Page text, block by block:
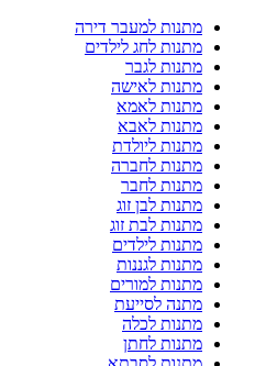
מתנות למעבר דירה
מתנות לחג לילדים
מתנות לגבר
מתנות לאישה
מתנות לאמא
מתנות לאבא
מתנות ליולדת
מתנות לחברה
מתנות לחבר
מתנות לבן זוג
מתנות לבת זוג
מתנות לילדים
מתנות לגננות
מתנות למורים
מתנה לסייעת
מתנות לכלה
מתנות לחתן